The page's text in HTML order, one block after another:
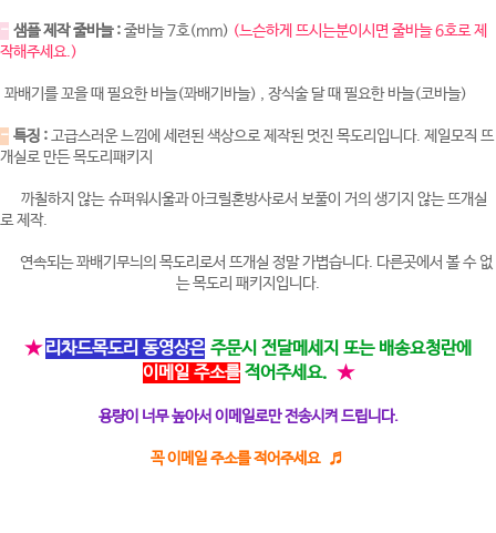
- 샘플 제작 줄바늘 :줄바늘 7호(mm) (느슨하게 뜨시는분이시면 줄바늘 6호로 제
작해주세요.)
꽈배기를 꼬을 때 필요한 바늘(꽈배기바늘) , 장식술 달 때 필요한 바늘(코바늘)
- 특징 :고급스러운 느낌에 세련된 색상으로 제작된 멋진 목도리입니다. 제일모직 뜨
개실로 만든 목도리패키지
까칠하지 않는 슈퍼워시울과 아크릴혼방사로서 보풀이 거의 생기지 않는 뜨개실
로 제작.
연속되는 꽈배기무늬의 목도리로서 뜨개실 정말 가볍습니다. 다른곳에서 볼 수 없
는 목도리 패키지입니다.
★ 리차드목도리 동영상은 주문시 전달메세지 또는 배송요청란에
이메일 주소를 적어주세요. ★
용량이 너무 높아서 이메일로만 전송시켜 드립니다.
꼭 이메일 주소를 적어주세요 ♬